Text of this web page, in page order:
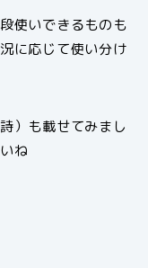
使いできるものも
に応じて使い分け
）も載せてみまし
ね